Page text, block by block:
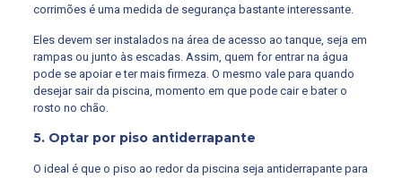
corrimões é uma medida de segurança bastante interessante.
Eles devem ser instalados na área de acesso ao tanque, seja em
rampas ou junto às escadas. Assim, quem for entrar na água
pode se apoiar e ter mais firmeza. O mesmo vale para quando
desejar sair da piscina, momento em que pode cair e bater o
rosto no chão.
5. Optar por piso antiderrapante
O ideal é que o piso ao redor da piscina seja antiderrapante para